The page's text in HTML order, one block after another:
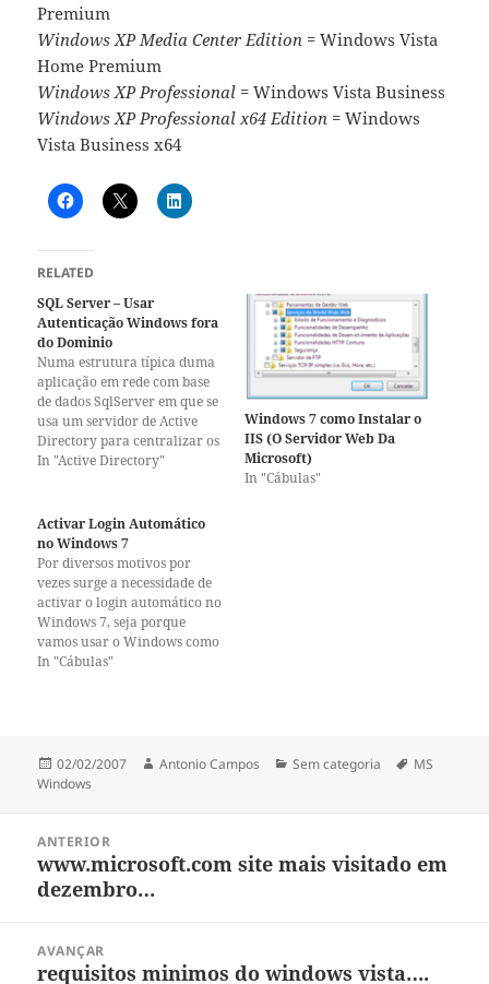
Premium
Windows XP Media Center Edition = Windows Vista
Home Premium
Windows XP Professional = Windows Vista Business
Windows XP Professional x64 Edition = Windows
Vista Business x64
RELATED
SQL Server – Usar
Autenticação Windows fora
do Dominio
Numa estrutura típica duma
aplicação em rede com base
de dados SqlServer em que se
usa um servidor de Active
Directory para centralizar os
Utilizadores e acessos, tudo
alguma razão não podemos
ou não dá para colocar
no domínio. Na situação em
que…
In "Active Directory"
Windows 7 como Instalar o
IIS (O Servidor Web Da
Microsoft)
In "Cábulas"
Activar Login Automático
no Windows 7
Por diversos motivos por
vezes surge a necessidade de
activar o login automático no
Windows 7, seja porque
vamos usar o Windows como
POS ou simplesmente porque
activar o login automático no
Windows…
In "Cábulas"
Publicado
a
02/02/2007 Autor
Antonio Campos Categorias
Sem categoria Etiquetas
MS
Windows
artigos
ANTERIOR
Artigo
anterior:
www.microsoft.com site mais visitado em
dezembro…
AVANÇAR
Artigo
requisitos minimos do windows vista….